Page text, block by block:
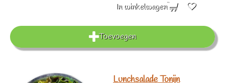
In winkelwagen
Toevoegen
Lunchsalade Tonijn